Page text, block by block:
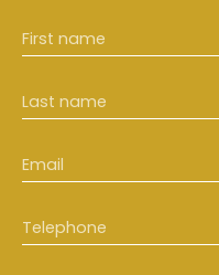
First name
Last name
Email
Telephone